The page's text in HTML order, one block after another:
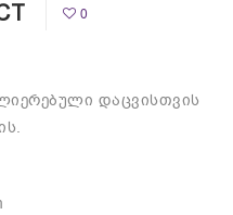
0
დაცვისთვის